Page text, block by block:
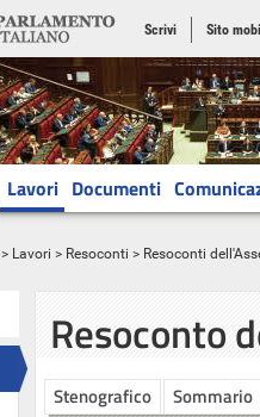
Scrivi Sito
Lavori Documenti
> Lavori > Resoconti > Resoconti
Resoconto
Stenografico Sommario